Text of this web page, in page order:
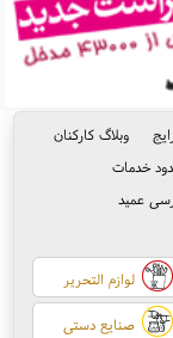
وبلاگ کارکنان
خدمات
عمید
لوازم التحریر
صنایع دستی